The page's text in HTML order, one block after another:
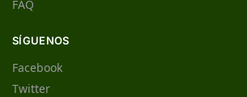
FAQ
SÍGUENOS
Facebook
Twitter